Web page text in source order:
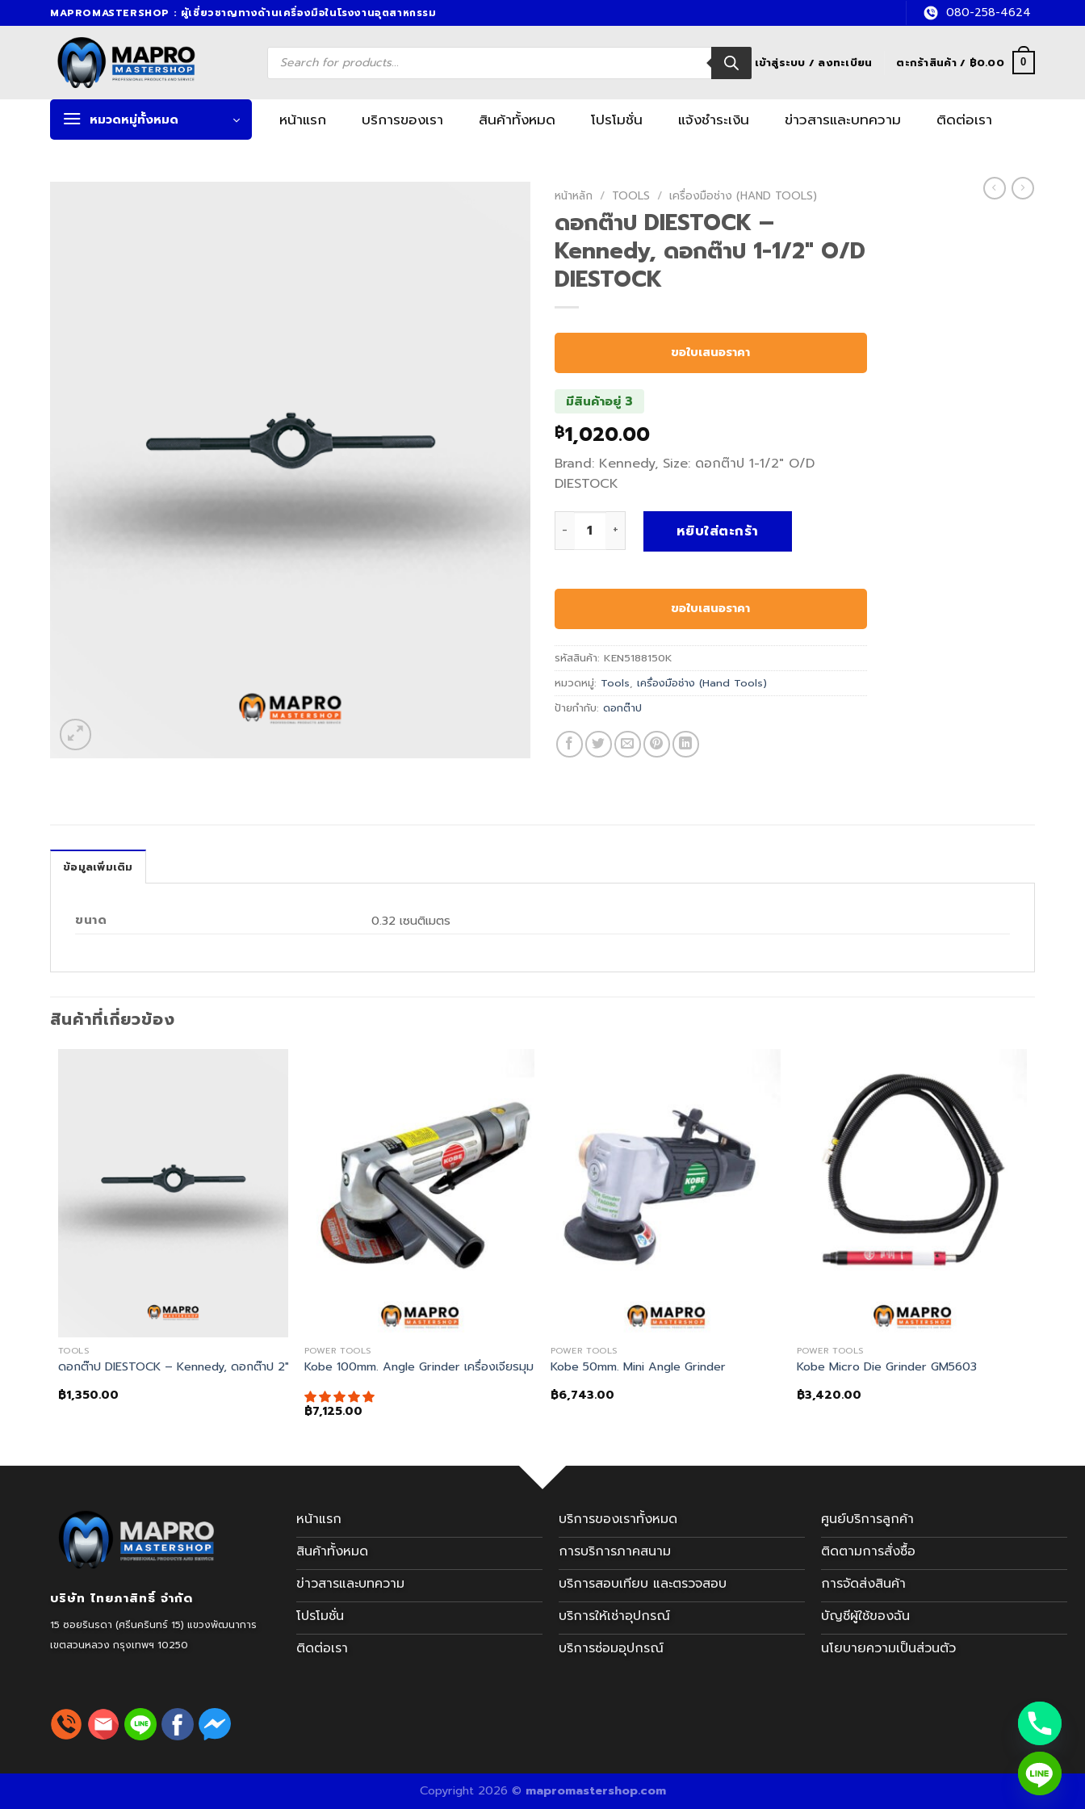
to
MAPROMASTERSHOP : ผู้เชี่ยวชาญทางด้านเครื่องมือในโรงงานอุตสาหกรรม 080-258-4624
Products
search เข้าสู่ระบบ / ลงทะเบียน ตะกร้าสินค้า / ฿0.00 0
หมวดหมู่ทั้งหมด หน้าแรก บริการของเรา สินค้าทั้งหมด โปรโมชั่น แจ้งชำระเงิน ข่าวสารและบทความ ติดต่อเรา
หน้าหลัก / TOOLS / เครื่องมือช่าง (HAND TOOLS)
ดอกต๊าป DIESTOCK –
Kennedy, ดอกต๊าป 1-1/2″ O/D
DIESTOCK
ขอใบเสนอราคา
มีสินค้าอยู่ 3
฿1,020.00
Brand: Kennedy, Size: ดอกต๊าป 1-1/2″ O/D
DIESTOCK
หยิบใส่ตะกร้า
ขอใบเสนอราคา
รหัสสินค้า: KEN5188150K
หมวดหมู่: Tools, เครื่องมือช่าง (Hand Tools)
ป้ายกำกับ: ดอกต๊าป
ข้อมูลเพิ่มเติม
ขนาด 0.32 เซนติเมตร
สินค้าที่เกี่ยวข้อง
TOOLS
ดอกต๊าป DIESTOCK – Kennedy, ดอกต๊าป 2″ O/D DIESTOCK
฿1,350.00
POWER TOOLS
Kobe 100mm. Angle Grinder เครื่องเจียรมุม
฿7,125.00
POWER TOOLS
Kobe 50mm. Mini Angle Grinder
฿6,743.00
POWER TOOLS
Kobe Micro Die Grinder GM5603
฿3,420.00
HP2190
บริษัท ไทยภาสิทธิ์ จำกัด
15 ซอยรินรดา (ศรีนครินทร์ 15) แขวงพัฒนาการ
เขตสวนหลวง กรุงเทพฯ 10250
หน้าแรก
สินค้าทั้งหมด
ข่าวสารและบทความ
โปรโมชั่น
ติดต่อเรา
บริการของเราทั้งหมด
การบริการภาคสนาม
บริการสอบเทียบ และตรวจสอบ
บริการให้เช่าอุปกรณ์
บริการซ่อมอุปกรณ์
ศูนย์บริการลูกค้า
ติดตามการสั่งซื้อ
การจัดส่งสินค้า
บัญชีผู้ใช้ของฉัน
นโยบายความเป็นส่วนตัว
Copyright 2026 © mapromastershop.com